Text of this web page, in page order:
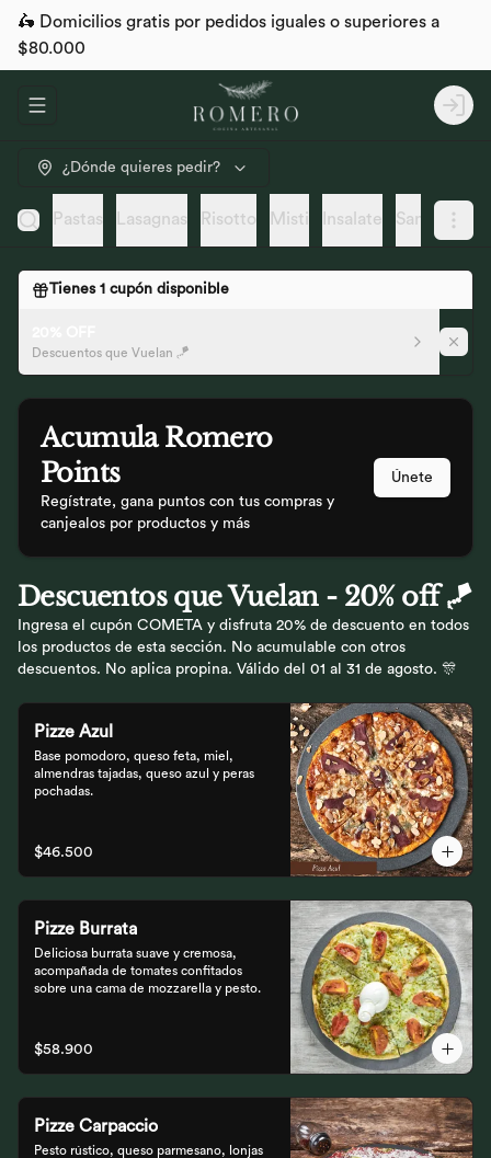
🛵 Domicilios gratis por pedidos iguales o superiores a
$80.000
Abrir menu de navegación Login
¿Dónde quieres pedir?
Pastas Lasagnas Risotto Misti Insalate Sano y
Tienes 1 cupón disponible
Descuentos que Vuelan 🪁
AcumulaRomero
Points
Regístrate, gana puntos con tus compras y
canjealos por productos y más
Únete
Descuentos que Vuelan - 20% off 🪁
Ingresa el cupón COMETA y disfruta 20% de descuento en todos
los productos de esta sección. No acumulable con otros
descuentos. No aplica propina. Válido del 01 al 31 de agosto. 🎊
Pizze Azul
Base pomodoro, queso feta, miel,
almendras tajadas, queso azul y peras
pochadas.
$46.500
Pizze Burrata
Deliciosa burrata suave y cremosa,
acompañada de tomates confitados
sobre una cama de mozzarella y pesto.
$58.900
Pizze Carpaccio
Pesto rústico, queso parmesano, lonjas